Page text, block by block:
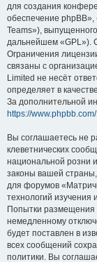
для создания
обеспечение
Teams»),
дальнейшем «GPL»).
Ограничения
связаны с
Limited не несёт
определяет в
За дополнительной
https://www.phpbb.com/
Вы соглашаетесь не
клеветнических
национальной розни
законы вашей страны,
для форумов
технологий изучения
Попытки размещения
немедленному
будет поставлен в
всех сообщений
политики. Вы